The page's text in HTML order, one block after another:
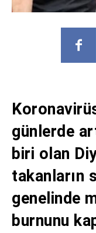
günlerde
biri olan
takanların
genelinde
burnunu